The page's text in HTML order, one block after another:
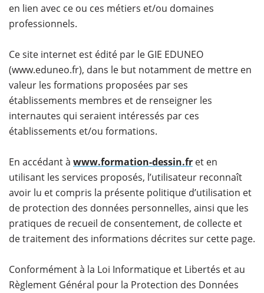
en lien avec ce ou ces métiers et/ou domaines
professionnels.
Ce site internet est édité par le GIE EDUNEO
(www.eduneo.fr), dans le but notamment de mettre en
valeur les formations proposées par ses
établissements membres et de renseigner les
internautes qui seraient intéressés par ces
établissements et/ou formations.
En accédant à www.formation-dessin.fr et en
utilisant les services proposés, l’utilisateur reconnaît
avoir lu et compris la présente politique d’utilisation et
de protection des données personnelles, ainsi que les
pratiques de recueil de consentement, de collecte et
de traitement des informations décrites sur cette page.
Conformément à la Loi Informatique et Libertés et au
Règlement Général pour la Protection des Données